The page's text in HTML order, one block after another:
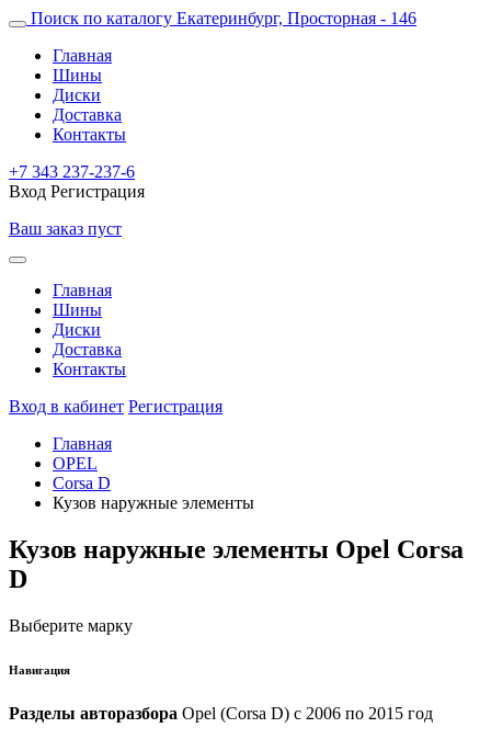
Поиск по каталогу Екатеринбург, Просторная - 146
Главная
Шины
Диски
Доставка
Контакты
+7 343 237-237-6
Вход Регистрация
Ваш заказ пуст
Главная
Шины
Диски
Доставка
Контакты
Вход в кабинет Регистрация
Главная
OPEL
Corsa D
Кузов наружные элементы
Кузов наружные элементы Opel Corsa
D
Выберите марку
Навигация
Разделы авторазбора Opel (Corsa D) с 2006 по 2015 год